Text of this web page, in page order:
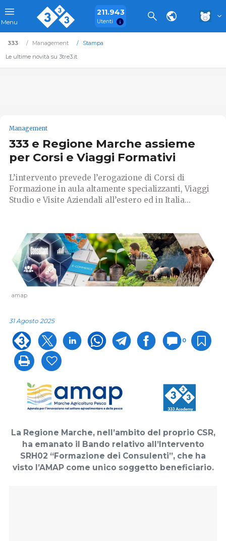
Menu
211.943
Utenti
333 Management
Stampa
Le ultime novità su 3tre3.it
Management
333 e Regione Marche assieme
per Corsi e Viaggi Formativi
L’intervento prevede l’erogazione di Corsi di
Formazione in aula altamente specializzanti, Viaggi
Studio e Visite Aziendali all’estero ed in Italia...
amap
31 Agosto 2025
0
La Regione Marche, nell’ambito del proprio CSR,
ha emanato il Bando relativo all’Intervento
SRH02 “Formazione dei Consulenti”, che ha
visto l’AMAP come unico soggetto beneficiario.